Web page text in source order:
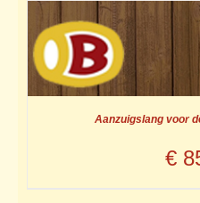
Aanzuigslang voor
€